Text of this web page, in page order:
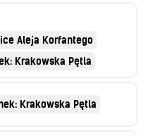
Aleja Korfantego
Krakowska Pętla
Krakowska Pętla